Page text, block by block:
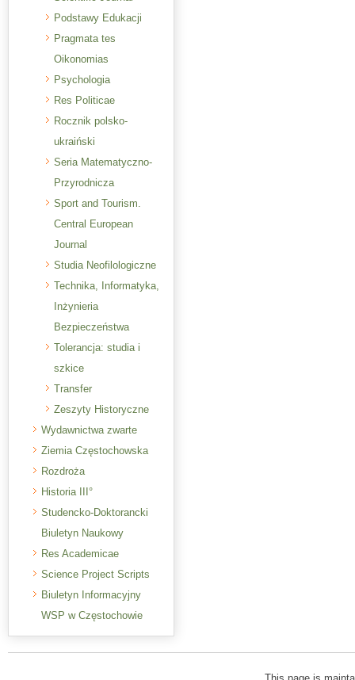
Podstawy Edukacji
Pragmata tes
Oikonomias
Psychologia
Res Politicae
Rocznik polsko-
ukraiński
Seria Matematyczno-
Przyrodnicza
Sport and Tourism.
Central European
Journal
Studia Neofilologiczne
Technika, Informatyka,
Inżynieria
Bezpieczeństwa
Tolerancja: studia i
szkice
Transfer
Zeszyty Historyczne
Wydawnictwa zwarte
Ziemia Częstochowska
Rozdroża
Historia III°
Studencko-Doktorancki
Biuletyn Naukowy
Res Academicae
Science Project Scripts
Biuletyn Informacyjny
WSP w Częstochowie